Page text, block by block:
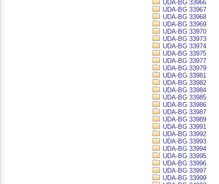
UDA-BG 33966
UDA-BG 33967
UDA-BG 33968
UDA-BG 33969
UDA-BG 33970
UDA-BG 33973
UDA-BG 33974
UDA-BG 33975
UDA-BG 33977
UDA-BG 33979
UDA-BG 33981
UDA-BG 33982
UDA-BG 33984
UDA-BG 33985
UDA-BG 33986
UDA-BG 33987
UDA-BG 33989
UDA-BG 33991
UDA-BG 33992
UDA-BG 33993
UDA-BG 33994
UDA-BG 33995
UDA-BG 33996
UDA-BG 33997
UDA-BG 33999